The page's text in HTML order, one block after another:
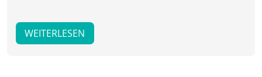
WEITERLESEN